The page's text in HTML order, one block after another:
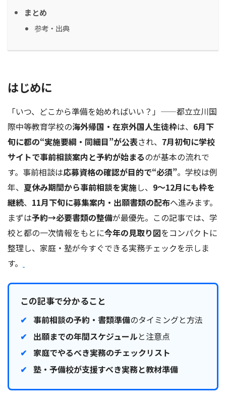
まとめ
参考・出典
はじめに
「いつ、どこから準備を始めればいい？」——都立立川国
際中等教育学校の海外帰国・在京外国人生徒枠は、 6月下
旬に都の“実施要綱・同細目”が公表され、 7月初旬に学校
サイトで事前相談案内と予約が始まるのが基本の流れで
す。事前相談は応募資格の確認が目的で“必須”。学校は例
年、 夏休み期間から事前相談を実施し、 9～12月にも枠を
継続、 11月下旬に募集案内・出願書類の配布へ進みます。
まずは予約→必要書類の整備が最優先。この記事では、学
校と都の一次情報をもとに今年の見取り図をコンパクトに
整理し、家庭・塾が今すぐできる実務チェックを示しま
す。
この記事で分かること
事前相談の予約・書類準備のタイミングと方法
出願までの年間スケジュールと注意点
家庭でやるべき実務のチェックリスト
塾・予備校が支援すべき実務と教材準備